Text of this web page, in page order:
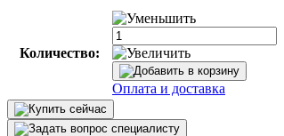
Количество:
Оплата и доставка